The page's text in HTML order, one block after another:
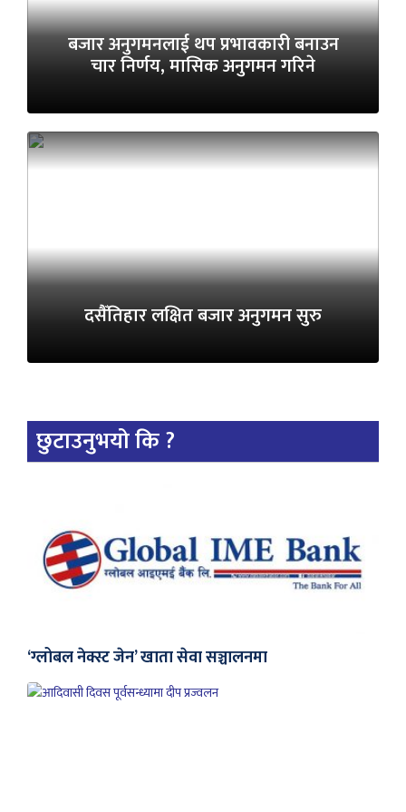
बजार अनुगमनलाई थप प्रभावकारी बनाउन
चार निर्णय, मासिक अनुगमन गरिने
दसैँतिहार लक्षित बजार अनुगमन सुरु
छुटाउनुभयो कि ?
‘ग्लोबल नेक्स्ट जेन’ खाता सेवा सञ्चालनमा